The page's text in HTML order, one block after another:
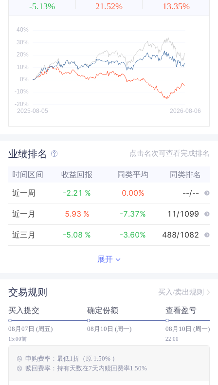
近5年
最大
-5.13% 21.52% 13.35%
业绩排名 点击名次可查看完成排名
时间区间 收益回报 同类平均 同类排名
近一周 -2.21 % 0.00% --/--
近一月 5.93 % -7.37% 11/1099
近三月 -5.08 % -3.60% 488/1082
近三年 646/825
近五年 -10.14% 1.81% 324/606
今年以来 746/1050
成立以来 50.02%
展开
交易规则 买入/卖出规则
买入提交
08月07日 (周五)
15:00前
确定份额
08月10日 (周一)
查看盈亏
08月10日 (周一)
22:00
申购费率： 最低1折（原 1.50%）
赎回费率：持有天数在7天内赎回费率1.50%